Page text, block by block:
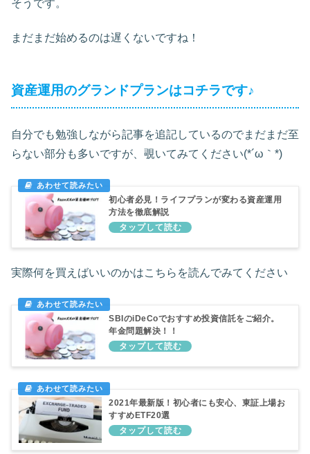
そうです。
まだまだ始めるのは遅くないですね！
資産運用のグランドプランはコチラです♪
自分でも勉強しながら記事を追記しているのでまだまだ至
らない部分も多いですが、覗いてみてください(*´ω｀*)
初心者必見！ライフプランが変わる資産運用
方法を徹底解説
実際何を買えばいいのかはこちらを読んでみてください
SBIのiDeCoでおすすめ投資信託をご紹介。
年金問題解決！！
2021年最新版！初心者にも安心、東証上場お
すすめETF20選